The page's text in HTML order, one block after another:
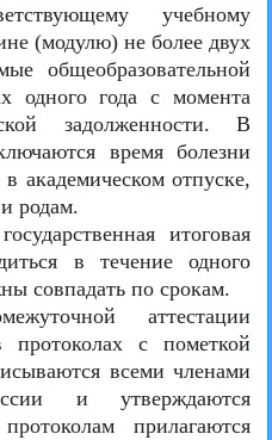
учебному
(модулю) не более двух
общеобразовательной
одного года с момента
задолженности. В
время болезни
академическом отпуске,
родам.
итоговая
в течение одного
совпадать по срокам.
аттестации
протоколах с пометкой
всеми членами
и утверждаются
прилагаются